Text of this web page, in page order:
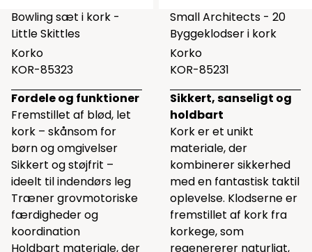
Bowling sæt i kork -
Little Skittles
Korko
KOR-85323
Fordele og funktioner
Fremstillet af blød, let
kork – skånsom for
børn og omgivelser
Sikkert og støjfrit –
ideelt til indendørs leg
Træner grovmotoriske
færdigheder og
koordination
Holdbart materiale, der
Small Architects - 20
Byggeklodser i kork
Korko
KOR-85231
Sikkert, sanseligt og
holdbart
Kork er et unikt
materiale, der
kombinerer sikkerhed
med en fantastisk taktil
oplevelse. Klodserne er
fremstillet af kork fra
korkege, som
regenererer naturligt,